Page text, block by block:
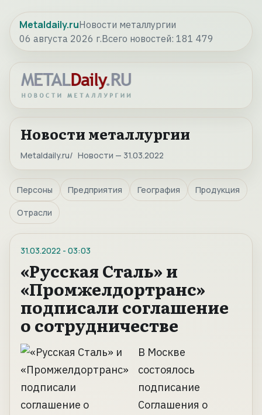
Metaldaily.ruНовости металлургии
06 августа 2026 г.Всего новостей: 181 479
Новости металлургии
Metaldaily.ru Новости — 31.03.2022
Персоны Предприятия География Продукция
Отрасли
31.03.2022 - 03:03
«Русская Сталь» и
«Промжелдортранс»
подписали соглашение
о сотрудничестве
В Москве
состоялось
подписание
Соглашения о